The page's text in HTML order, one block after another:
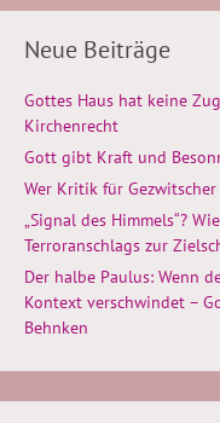
Neue Beiträge
Gottes Haus hat keine
Kirchenrecht
Gott gibt Kraft und
Wer Kritik für
„Signal des Himmels“?
Terroranschlags zur
Der halbe Paulus: Wenn
Kontext verschwindet –
Behnken